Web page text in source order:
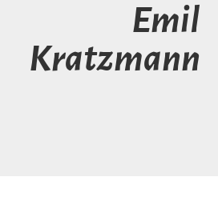
Emil
Kratzmann